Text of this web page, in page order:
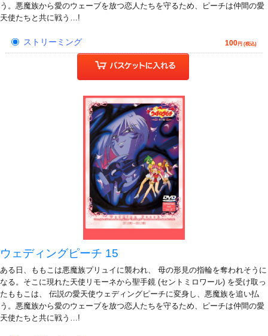
う。悪魔族から愛のウェーブを放つ恋人たちを守るため、ピーチは仲間の愛
天使たちと共に戦う…!
ストリーミング 100円 (税込)
ウェディングピーチ 15
ある日、ももこは悪魔族プリュイに襲われ、 母の形見の指輪を奪われそうに
なる。そこに現れた天使リモーネから聖手鏡 (セントミロワール) を受け取っ
たももこは、 伝説の愛天使ウェディングピーチに変身し、悪魔族を追い払
う。悪魔族から愛のウェーブを放つ恋人たちを守るため、ピーチは仲間の愛
天使たちと共に戦う…!